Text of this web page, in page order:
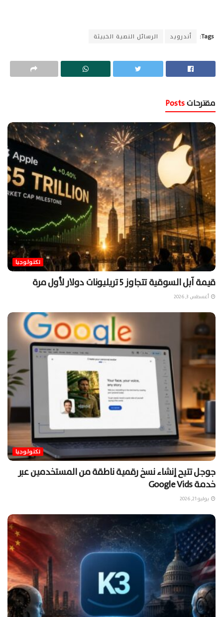
Tags: أندرويد الرسائل النصية الخبيثة
مقترحات
تكنولوجيا
قيمة آبل السوقية تتجاوز 5 تريليونات دولار لأول مرة
أغسطس 3, 2026
تكنولوجيا
جوجل تتيح إنشاء نسخ رقمية ناطقة من المستخدمين عبر
خدمة Google Vids
يوليو 21, 2026